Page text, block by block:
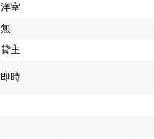
洋室
無
貸主
即時